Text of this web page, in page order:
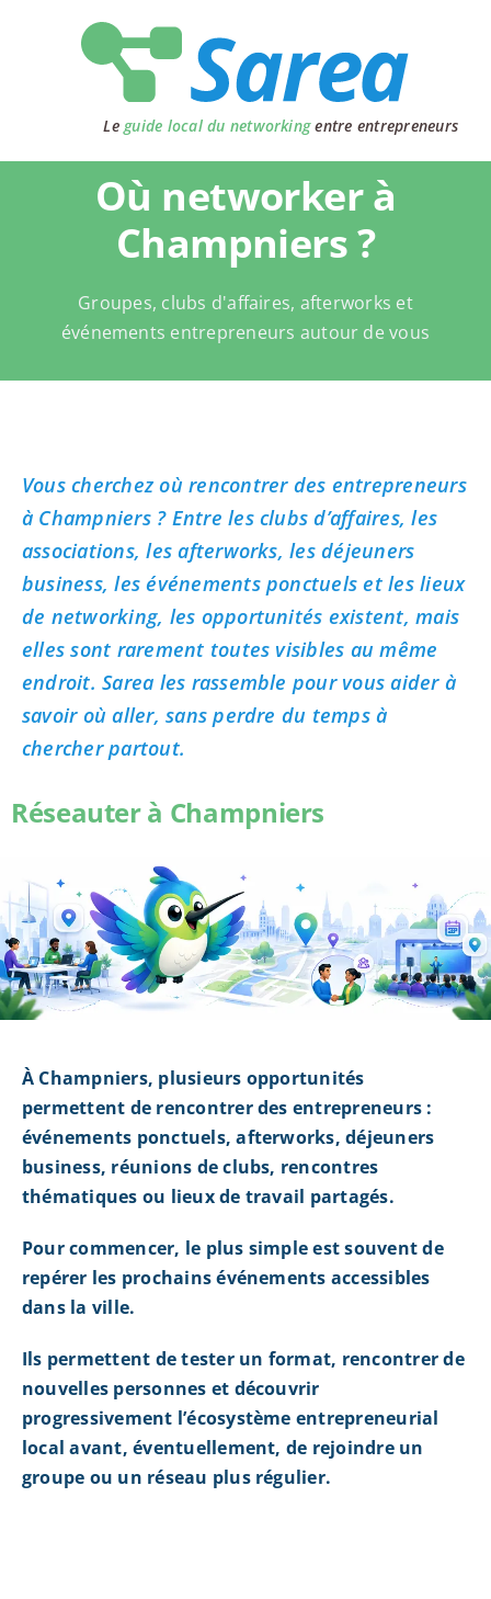
Le guide local du networkingentre entrepreneurs
Où networker à
Champniers ?
Groupes, clubs d'affaires, afterworks et
événements entrepreneurs autour de vous
Vous cherchez où rencontrer des entrepreneurs
à Champniers ? Entre les clubs d’affaires, les
associations, les afterworks, les déjeuners
business, les événements ponctuels et les lieux
de networking, les opportunités existent, mais
elles sont rarement toutes visibles au même
endroit. Sarea les rassemble pour vous aider à
savoir où aller, sans perdre du temps à
chercher partout.
Réseauter à Champniers
À Champniers, plusieurs opportunités
permettent de rencontrer des entrepreneurs :
événements ponctuels, afterworks, déjeuners
business, réunions de clubs, rencontres
thématiques ou lieux de travail partagés.
Pour commencer, le plus simple est souvent de
repérer les prochains événements accessibles
dans la ville.
Ils permettent de tester un format, rencontrer de
nouvelles personnes et découvrir
progressivement l’écosystème entrepreneurial
local avant, éventuellement, de rejoindre un
groupe ou un réseau plus régulier.